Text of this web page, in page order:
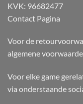
KVK: 96682477
Contact Pagina
Voor de
algemene
Voor elke game
via onderstaande